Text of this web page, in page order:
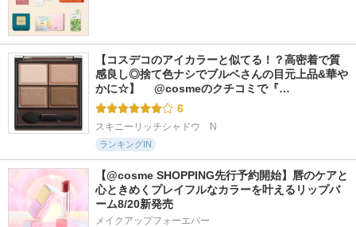
【コスデコのアイカラーと似てる！？高密着で質
感良し◎捨て色ナシでブルベさんの目元上品&華や
かに☆】 　@cosmeのクチコミで『…
6
スキニーリッチシャドウ　N
ランキングIN
【@cosme SHOPPING先行予約開始】唇のケアと
心ときめくプレイフルなカラーを叶えるリップバ
ーム8/20新発売
メイクアップフォーエバー